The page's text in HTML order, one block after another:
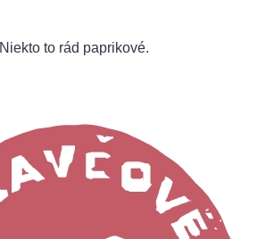
Niekto to rád paprikové.